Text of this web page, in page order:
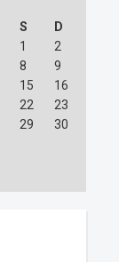
S
D
1
2
8
9
15
16
22
23
29
30